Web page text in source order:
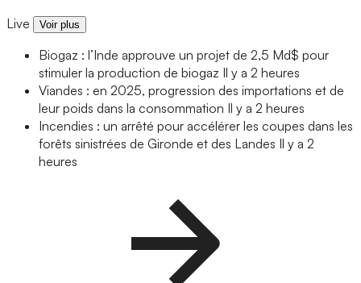
Live Voir plus
Biogaz : l’Inde approuve un projet de 2,5 Md$ pour
stimuler la production de biogaz Il y a 2 heures
Viandes : en 2025, progression des importations et de
leur poids dans la consommation Il y a 2 heures
Incendies : un arrêté pour accélérer les coupes dans les
forêts sinistrées de Gironde et des Landes Il y a 2
heures